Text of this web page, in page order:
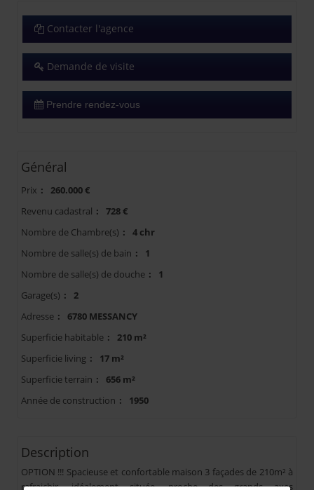
Contacter l'agence
Demande de visite
Prendre rendez-vous
Général
Prix :
260.000 €
Revenu cadastral :
728 €
Nombre de Chambre(s) :
4 chr
Nombre de salle(s) de bain :
1
Nombre de salle(s) de douche :
1
Garage(s) :
2
Adresse :
6780 MESSANCY
Superficie habitable :
210 m²
Superficie living :
17 m²
Superficie terrain :
656 m²
Année de construction : 1950
Description
OPTION !!! Spacieuse et confortable maison 3 façades de 210m² à
rafraichir, idéalement située, proche des grands axes